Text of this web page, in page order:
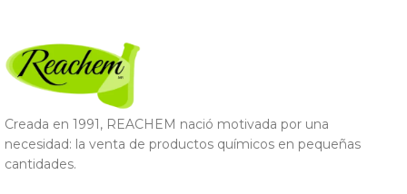
Creada en 1991, REACHEM nació motivada por una
necesidad: la venta de productos químicos en pequeñas
cantidades.